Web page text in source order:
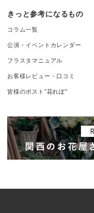
きっと参考になるもの
コラム一覧
公演・イベントカレンダー
フラスタマニュアル
お客様レビュー・口コミ
皆様のポスト”花れぽ”